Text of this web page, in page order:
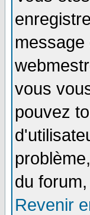
vous
pouvez
du
Revenir